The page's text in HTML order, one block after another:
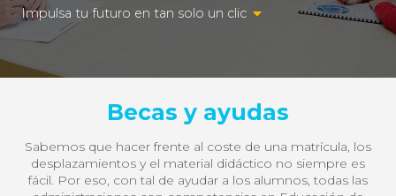
Impulsa tu futuro en tan solo un clic
Becas y ayudas
Sabemos que hacer frente al coste de una matrícula, los
desplazamientos y el material didáctico no siempre es
fácil. Por eso, con tal de ayudar a los alumnos, todas las